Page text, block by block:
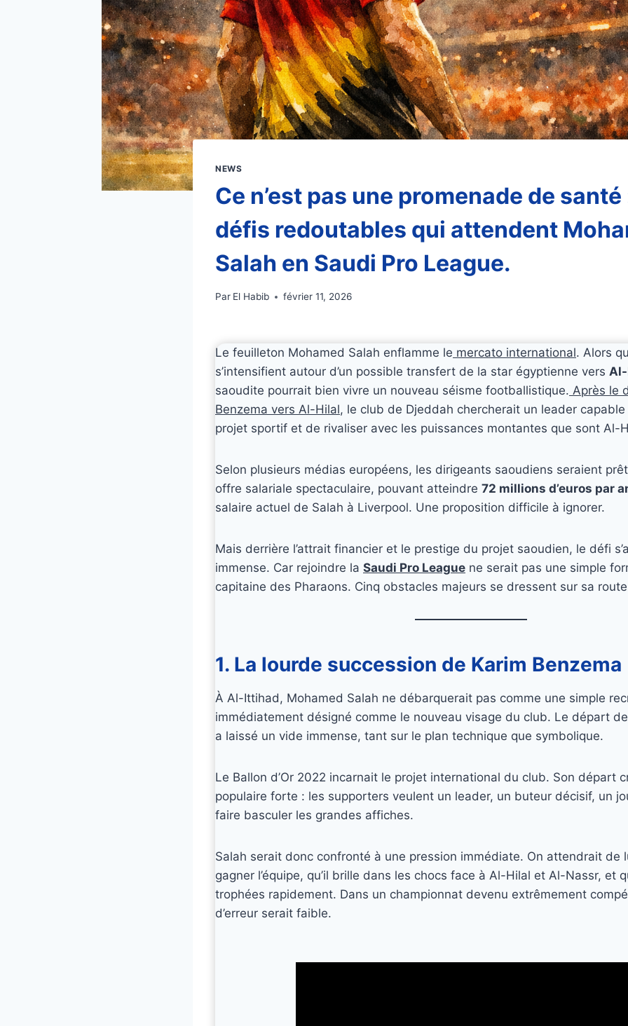
NEWS
Ce n’est pas une promenade de santé
défis redoutables qui attendent
Salah en Saudi Pro League.
Par El Habib février 11, 2026
Le feuilleton Mohamed Salah enflamme le mercato international. Alors
s’intensifient autour d’un possible transfert de la star égyptienne vers
saoudite pourrait bien vivre un nouveau séisme footballistique. Après le
Benzema vers Al-Hilal, le club de Djeddah chercherait un leader
projet sportif et de rivaliser avec les puissances montantes que sont Al-
Selon plusieurs médias européens, les dirigeants saoudiens seraient
offre salariale spectaculaire, pouvant atteindre 72 millions d’euros par
salaire actuel de Salah à Liverpool. Une proposition difficile à ignorer.
Mais derrière l’attrait financier et le prestige du projet saoudien, le défi
immense. Car rejoindre la Saudi Pro League ne serait pas une simple
capitaine des Pharaons. Cinq obstacles majeurs se dressent sur sa
1. La lourde succession de Karim Benzema
À Al-Ittihad, Mohamed Salah ne débarquerait pas comme une simple
immédiatement désigné comme le nouveau visage du club. Le départ
a laissé un vide immense, tant sur le plan technique que symbolique.
Le Ballon d’Or 2022 incarnait le projet international du club. Son départ
populaire forte : les supporters veulent un leader, un buteur décisif, un
faire basculer les grandes affiches.
Salah serait donc confronté à une pression immédiate. On attendrait de
gagner l’équipe, qu’il brille dans les chocs face à Al-Hilal et Al-Nassr, et
trophées rapidement. Dans un championnat devenu extrêmement
d’erreur serait faible.